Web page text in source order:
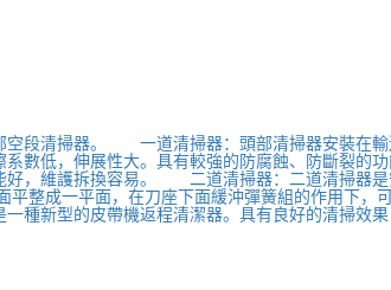
段清掃器。 一道清掃器：頭部清掃器安裝在輸
數低，伸展性大。具有較強的防腐蝕、防斷裂的
好，維護拆換容易。 二道清掃器：二道清掃器
整成一平面，在刀座下面緩沖彈簧組的作用下，
新型的皮帶機返程清潔器。具有良好的清掃效